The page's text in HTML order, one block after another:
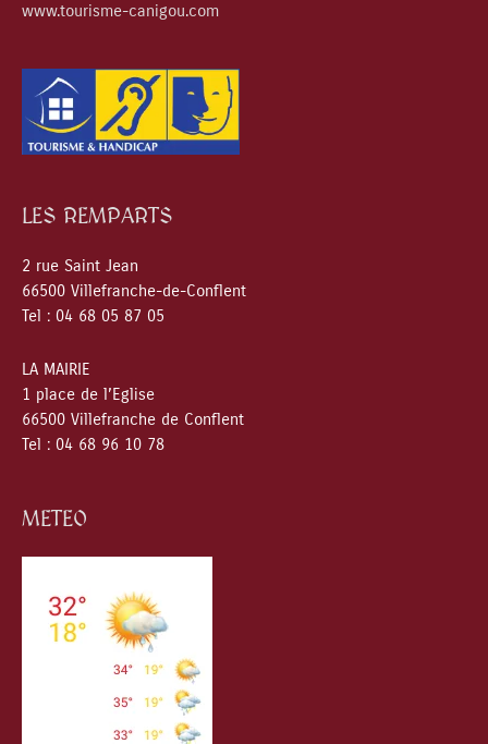
www.tourisme-canigou.com
LES REMPARTS
2 rue Saint Jean
66500 Villefranche-de-Conflent
Tel : 04 68 05 87 05
LA MAIRIE
1 place de l’Eglise
66500 Villefranche de Conflent
Tel : 04 68 96 10 78
METEO